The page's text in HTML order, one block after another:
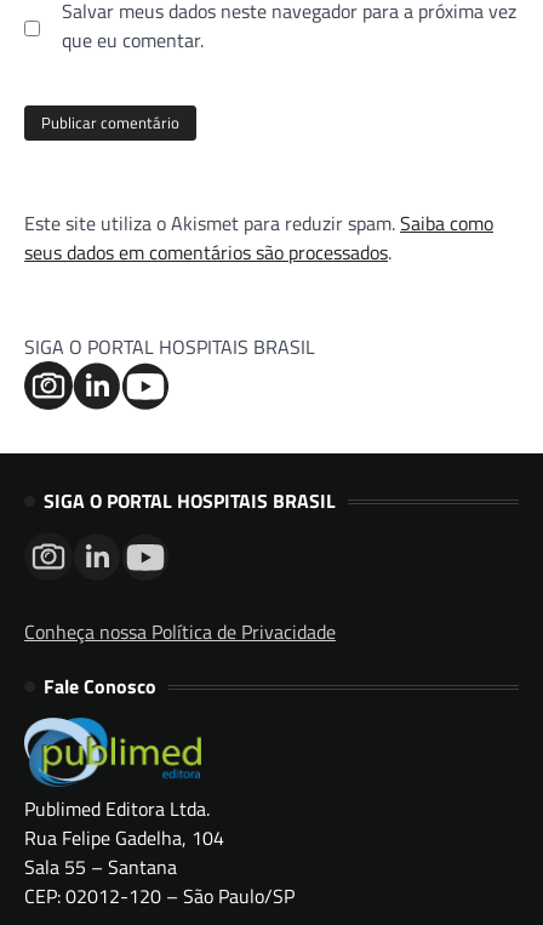
Salvar meus dados neste navegador para a próxima vez
que eu comentar.
Este site utiliza o Akismet para reduzir spam.Saiba como
seus dados em comentários são processados.
SIGA O PORTAL HOSPITAIS BRASIL
SIGA O PORTAL HOSPITAIS BRASIL
Conheça nossa Política de Privacidade
Fale Conosco
Publimed Editora Ltda.
Rua Felipe Gadelha, 104
Sala 55 – Santana
CEP: 02012-120 – São Paulo/SP